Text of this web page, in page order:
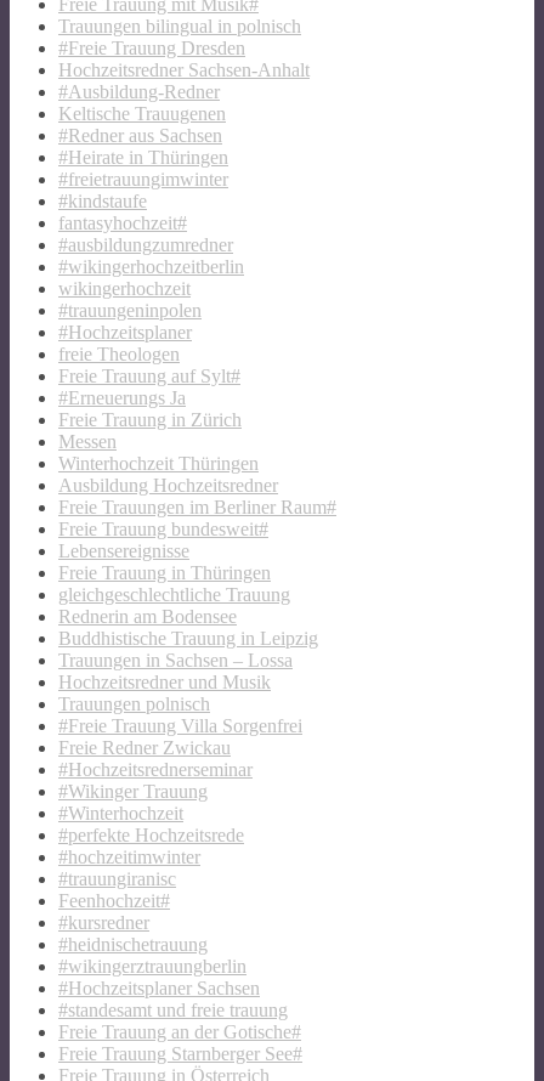
Trauungen bilingual in polnisch
#Freie Trauung Dresden
Hochzeitsredner Sachsen-Anhalt
#Ausbildung-Redner
Keltische Trauugenen
#Redner aus Sachsen
#Heirate in Thüringen
#freietrauungimwinter
#kindstaufe
fantasyhochzeit#
#ausbildungzumredner
#wikingerhochzeitberlin
wikingerhochzeit
#trauungeninpolen
#Hochzeitsplaner
freie Theologen
Freie Trauung auf Sylt#
#Erneuerungs Ja
Freie Trauung in Zürich
Messen
Winterhochzeit Thüringen
Ausbildung Hochzeitsredner
Freie Trauungen im Berliner Raum#
Freie Trauung bundesweit#
Lebensereignisse
Freie Trauung in Thüringen
gleichgeschlechtliche Trauung
Rednerin am Bodensee
Buddhistische Trauung in Leipzig
Trauungen in Sachsen – Lossa
Hochzeitsredner und Musik
Trauungen polnisch
#Freie Trauung Villa Sorgenfrei
Freie Redner Zwickau
#Hochzeitsrednerseminar
#Wikinger Trauung
#Winterhochzeit
#perfekte Hochzeitsrede
#hochzeitimwinter
#trauungiranisc
Feenhochzeit#
#kursredner
#heidnischetrauung
#wikingerztrauungberlin
#Hochzeitsplaner Sachsen
#standesamt und freie trauung
Freie Trauung an der Gotische#
Freie Trauung Starnberger See#
Freie Trauung in Österreich